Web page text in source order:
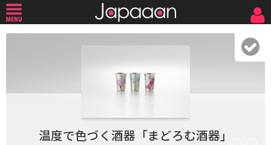
温度で色づく酒器「まどろむ酒器」